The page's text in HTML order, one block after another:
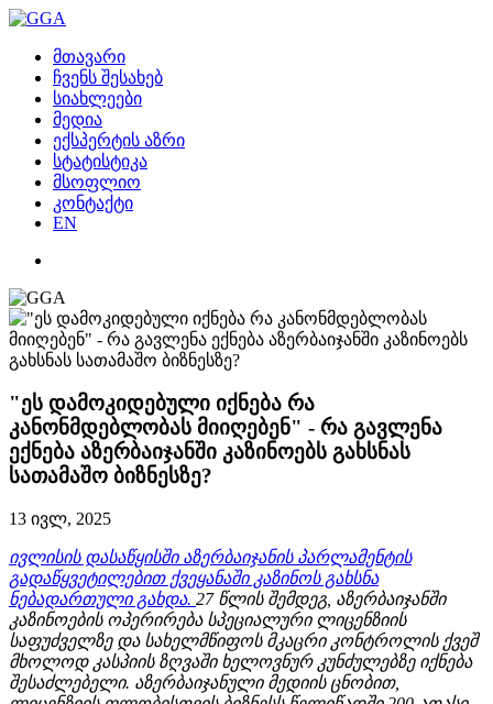
მთავარი
ჩვენს შესახებ
სიახლეები
მედია
ექსპერტის აზრი
სტატისტიკა
მსოფლიო
კონტაქტი
EN
"ეს დამოკიდებული იქნება რა
კანონმდებლობას მიიღებენ" - რა გავლენა
ექნება აზერბაიჯანში კაზინოებს გახსნას
სათამაშო ბიზნესზე?
13 ივლ, 2025
ივლისის დასაწყისში აზერბაიჯანის პარლამენტის
გადაწყვეტილებით ქვეყანაში კაზინოს გახსნა
ნებადართული გახდა. 27 წლის შემდეგ, აზერბაიჯანში
კაზინოების ოპერირება სპეციალური ლიცენზიის
საფუძველზე და სახელმწიფოს მკაცრი კონტროლის ქვეშ
მხოლოდ კასპიის ზღვაში ხელოვნურ კუნძულებზე იქნება
შესაძლებელი. აზერბაიჯანული მედიის ცნობით,